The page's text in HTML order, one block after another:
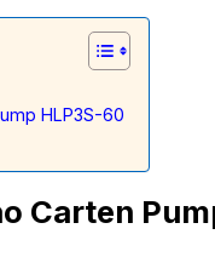
HLP3S-60
Carten